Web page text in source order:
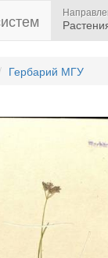
Гербарий МГУ